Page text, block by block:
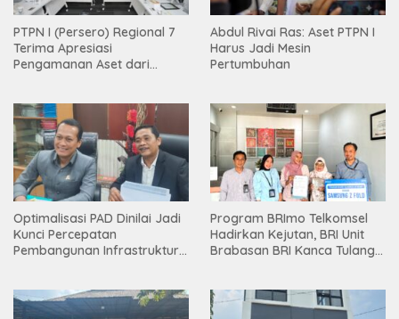
PTPN I (Persero) Regional 7
Terima Apresiasi
Pengamanan Aset dari
Abdul Rivai Ras: Aset PTPN I
Harus Jadi Mesin
Pertumbuhan
Optimalisasi PAD Dinilai Jadi
Kunci Percepatan
Pembangunan Infrastruktur
Program BRImo Telkomsel
Hadirkan Kejutan, BRI Unit
Brabasan BRI Kanca Tulang
Mesuji